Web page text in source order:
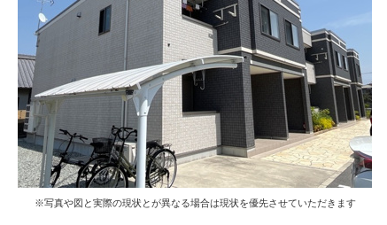
※写真や図と実際の現状とが異なる場合は現状を優先させていただきます